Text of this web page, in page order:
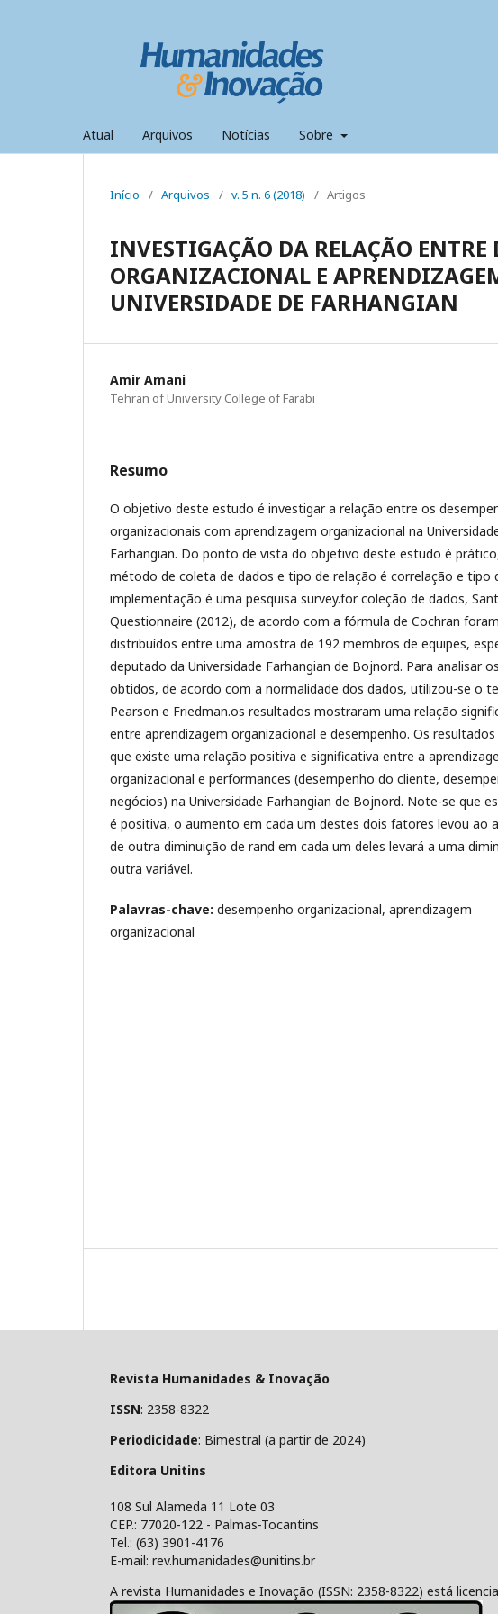
Atual Arquivos Notícias Sobre
Início / Arquivos / v. 5 n. 6 (2018) / Artigos
INVESTIGAÇÃO DA RELAÇÃO ENTRE
ORGANIZACIONAL E
UNIVERSIDADE DE FARHANGIAN
Amir Amani
Tehran of University College of Farabi
Resumo
O objetivo deste estudo é investigar a relação entre os
organizacionais com aprendizagem organizacional na
Farhangian. Do ponto de vista do objetivo deste estudo é
método de coleta de dados e tipo de relação é correlação e tipo
implementação é uma pesquisa survey.for coleção de dados,
Questionnaire (2012), de acordo com a fórmula de Cochran foram
distribuídos entre uma amostra de 192 membros de equipes,
deputado da Universidade Farhangian de Bojnord. Para analisar
obtidos, de acordo com a normalidade dos dados, utilizou-se o
Pearson e Friedman.os resultados mostraram uma relação
entre aprendizagem organizacional e desempenho. Os resultados
que existe uma relação positiva e significativa entre a
organizacional e performances (desempenho do cliente,
negócios) na Universidade Farhangian de Bojnord. Note-se que
é positiva, o aumento em cada um destes dois fatores levou ao
de outra diminuição de rand em cada um deles levará a uma
outra variável.
Palavras-chave: desempenho organizacional, aprendizagem
organizacional
Revista Humanidades & Inovação
ISSN: 2358-8322
Periodicidade: Bimestral (a partir de 2024)
Editora Unitins
108 Sul Alameda 11 Lote 03
CEP.: 77020-122 - Palmas-Tocantins
Tel.: (63) 3901-4176
E-mail: rev.humanidades@unitins.br
A revista Humanidades e Inovação (ISSN: 2358-8322) está